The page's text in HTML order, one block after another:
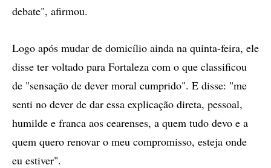
debate", afirmou.
Logo após mudar de domicílio ainda na quinta-feira, ele
disse ter voltado para Fortaleza com o que classificou
de "sensação de dever moral cumprido". E disse: "me
senti no dever de dar essa explicação direta, pessoal,
humilde e franca aos cearenses, a quem tudo devo e a
quem quero renovar o meu compromisso, esteja onde
eu estiver".